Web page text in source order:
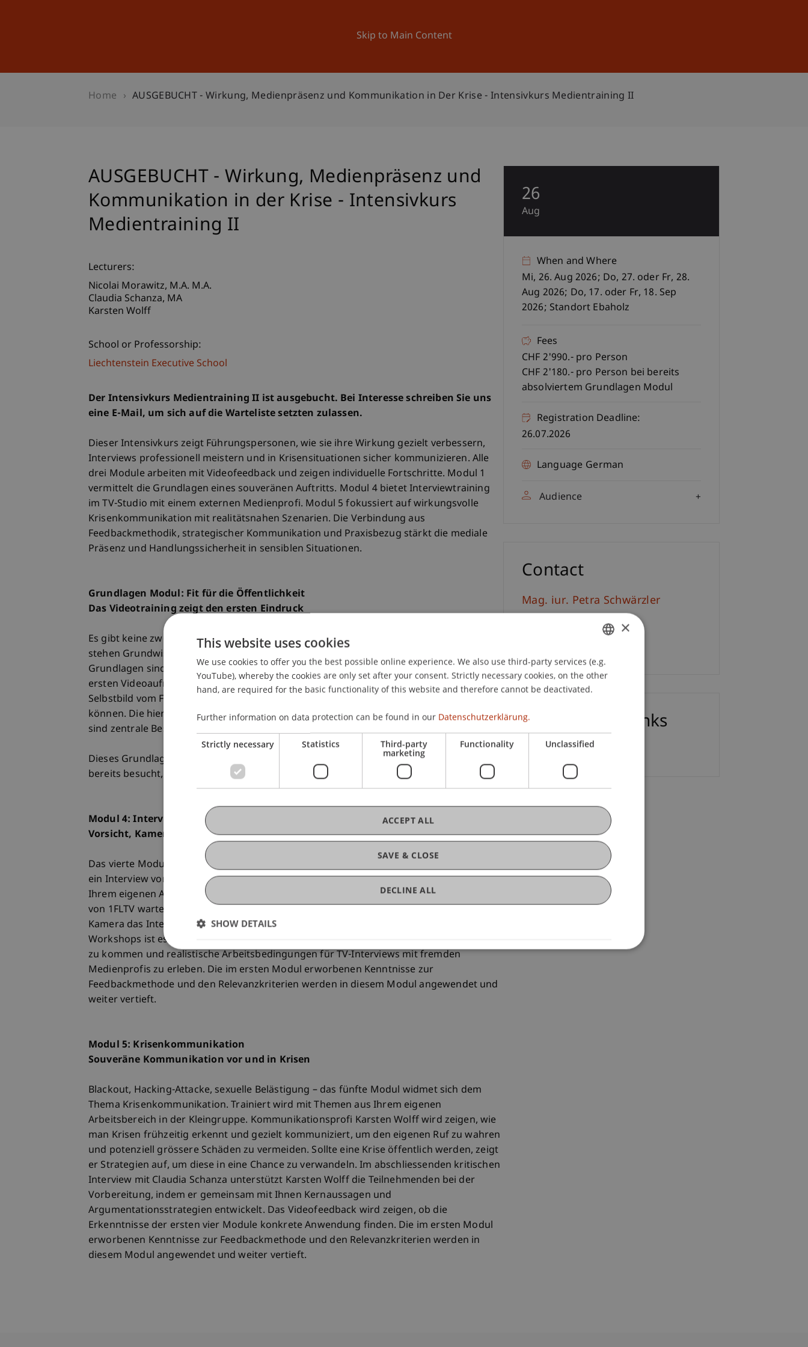
Skip to Main Content
University News and Events
Home AUSGEBUCHT - Wirkung, Medienpräsenz und Kommunikation in Der Krise - Intensivkurs Medientraining II
AUSGEBUCHT - Wirkung, Medienpräsenz und
Kommunikation in der Krise - Intensivkurs
Medientraining II
Lecturers:
Nicolai Morawitz M.A. M.A.
Claudia Schanza MA
Karsten Wolff
School or Professorship:
Liechtenstein Executive School
Der Intensivkurs Medientraining II ist ausgebucht. Bei Interesse schreiben Sie uns
eine E-Mail, um sich auf die Warteliste setzten zulassen.
Dieser Intensivkurs zeigt Führungspersonen, wie sie ihre Wirkung gezielt verbessern,
Interviews professionell meistern und in Krisensituationen sicher kommunizieren. Alle
drei Module arbeiten mit Videofeedback und zeigen individuelle Fortschritte. Modul 1
vermittelt die Grundlagen eines souveränen Auftritts. Modul 4 bietet Interviewtraining
im TV-Studio mit einem externen Medienprofi. Modul 5 fokussiert auf wirkungsvolle
Krisenkommunikation mit realitätsnahen Szenarien. Die Verbindung aus
Feedbackmethodik, strategischer Kommunikation und Praxisbezug stärkt die mediale
Präsenz und Handlungssicherheit in sensiblen Situationen.
Grundlagen Modul: Fit für die Öffentlichkeit
Das Videotraining zeigt den ersten Eindruck
Es gibt keine zweite Chance für den ersten Eindruck. Im Fokus des ersten Basismoduls
stehen Grundwissen und Praxis zur Kommunikation. Kommunikationspsychologische
Grundlagen sind das Fundament aller Module, die noch folgen werden. Anhand einer
ersten Videoaufnahme mit anschliessendem Feedback erfahren Sie, inwiefern sich das
Selbstbild vom Fremdbild unterscheidet und wie Sie ihre Aussenwirkung optimieren
können. Die hier vermittelte Feedbackmethode und die Kenntnis der Relevanzkriterien
sind zentrale Bestandteile der Module 4 und 5.
Dieses Grundlagenmodul ist einmalig zu absolvieren. Haben Sie den Intensivkurs I
bereits besucht, entfällt die Teilnahme.
Modul 4: Interview im TV-Studio
Vorsicht, Kamera läuft! Gefragt, gesendet.
Das vierte Modul widmet sich in der Kleingruppe der professionellen Vorbereitung auf
ein Interview vor Mikrofon und Kamera. Diese Vorbereitung erfolgt zu einem Thema aus
Ihrem eigenen Arbeitsbereich mit der Lehrgangsleiterin an der Universität. Im TV-Studio
von 1FLTV wartet ein fremder Medienprofi aus dem benachbarten Ausland, führt vor der
Kamera das Interview und verrät danach, welche Sequenz auf Sendung ginge. Ziel dieses
Workshops ist es, die eigene Botschaft zu platzieren, optisch und akustisch gut „rüber“
zu kommen und realistische Arbeitsbedingungen für TV-Interviews mit fremden
Medienprofis zu erleben. Die im ersten Modul erworbenen Kenntnisse zur
Feedbackmethode und den Relevanzkriterien werden in diesem Modul angewendet und
weiter vertieft.
Modul 5: Krisenkommunikation
Souveräne Kommunikation vor und in Krisen
Blackout, Hacking-Attacke, sexuelle Belästigung – das fünfte Modul widmet sich dem
Thema Krisenkommunikation. Trainiert wird mit Themen aus Ihrem eigenen
Arbeitsbereich in der Kleingruppe. Kommunikationsprofi Karsten Wolff wird zeigen, wie
man Krisen frühzeitig erkennt und gezielt kommuniziert, um den eigenen Ruf zu wahren
und potenziell grössere Schäden zu vermeiden. Sollte eine Krise öffentlich werden, zeigt
er Strategien auf, um diese in eine Chance zu verwandeln. Im abschliessenden kritischen
Interview mit Claudia Schanza unterstützt Karsten Wolff die Teilnehmenden bei der
Vorbereitung, indem er gemeinsam mit Ihnen Kernaussagen und
Argumentationsstrategien entwickelt. Das Videofeedback wird zeigen, ob die
Erkenntnisse der ersten vier Module konkrete Anwendung finden. Die im ersten Modul
erworbenen Kenntnisse zur Feedbackmethode und den Relevanzkriterien werden in
diesem Modul angewendet und weiter vertieft.
26
Aug
When and Where
Mi, 26. Aug 2026; Do, 27. oder Fr, 28.
Aug 2026; Do, 17. oder Fr, 18. Sep
2026; Standort Ebaholz
Fees
CHF 2'990.- pro Person
CHF 2'180.- pro Person bei bereits
absolviertem Grundlagen Modul
Registration Deadline:
26.07.2026
Language German
Audience
Contact
Mag. iur. Petra Schwärzler
+423 265 13 79
Downloads / Links
GERMAN
ENGLISH
×
This website uses cookies
We use cookies to offer you the best possible online experience. We also use third-party services (e.g.
YouTube), whereby the cookies are only set after your consent. Strictly necessary cookies, on the other
hand, are required for the basic functionality of this website and therefore cannot be deactivated.
Further information on data protection can be found in our Datenschutzerklärung.
Strictly necessary Statistics Third-party
marketing
Functionality Unclassified
SAVE & CLOSE
ACCEPT ALL
DECLINE ALL
SHOW DETAILS